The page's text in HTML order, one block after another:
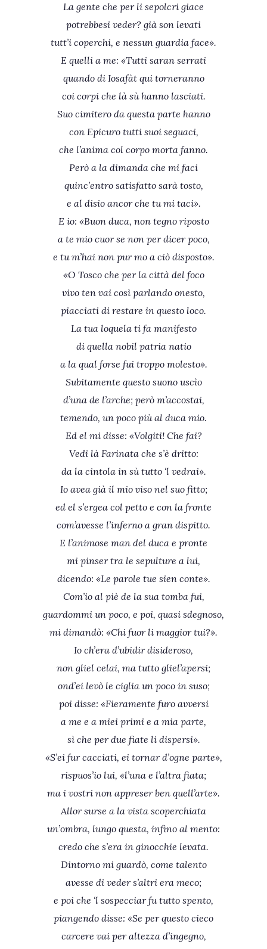
La gente che per li sepolcri giace
potrebbesi veder? già son levati
tutt’i coperchi, e nessun guardia face».
E quelli a me: «Tutti saran serrati
quando di Iosafàt qui torneranno
coi corpi che là sù hanno lasciati.
Suo cimitero da questa parte hanno
con Epicuro tutti suoi seguaci,
che l’anima col corpo morta fanno.
Però a la dimanda che mi faci
quinc’entro satisfatto sarà tosto,
e al disio ancor che tu mi taci».
E io: «Buon duca, non tegno riposto
a te mio cuor se non per dicer poco,
e tu m’hai non pur mo a ciò disposto».
«O Tosco che per la città del foco
vivo ten vai così parlando onesto,
piacciati di restare in questo loco.
La tua loquela ti fa manifesto
di quella nobil patria natio
a la qual forse fui troppo molesto».
Subitamente questo suono uscìo
d’una de l’arche; però m’accostai,
temendo, un poco più al duca mio.
Ed el mi disse: «Volgiti! Che fai?
Vedi là Farinata che s’è dritto:
da la cintola in sù tutto ‘l vedrai».
Io avea già il mio viso nel suo fitto;
ed el s’ergea col petto e con la fronte
com’avesse l’inferno a gran dispitto.
E l’animose man del duca e pronte
mi pinser tra le sepulture a lui,
dicendo: «Le parole tue sien conte».
Com’io al piè de la sua tomba fui,
guardommi un poco, e poi, quasi sdegnoso,
mi dimandò: «Chi fuor li maggior tui?».
Io ch’era d’ubidir disideroso,
non gliel celai, ma tutto gliel’apersi;
ond’ei levò le ciglia un poco in suso;
poi disse: «Fieramente furo avversi
a me e a miei primi e a mia parte,
sì che per due fiate li dispersi».
«S’ei fur cacciati, ei tornar d’ogne parte»,
rispuos’io lui, «l’una e l’altra fiata;
ma i vostri non appreser ben quell’arte».
Allor surse a la vista scoperchiata
un’ombra, lungo questa, infino al mento:
credo che s’era in ginocchie levata.
Dintorno mi guardò, come talento
avesse di veder s’altri era meco;
e poi che ‘l sospecciar fu tutto spento,
piangendo disse: «Se per questo cieco
carcere vai per altezza d’ingegno,